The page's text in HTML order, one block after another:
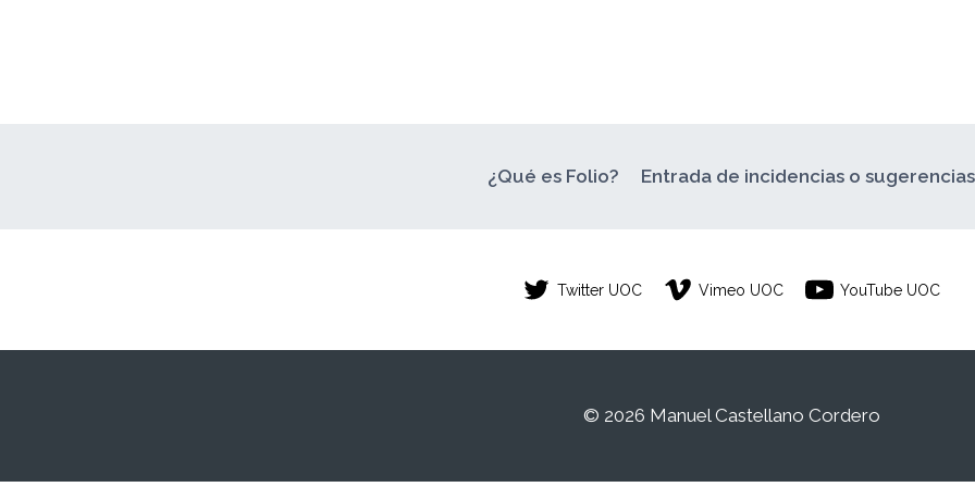
¿Qué es Folio? Entrada de incidencias o sugerencias
Twitter UOC Vimeo UOC YouTube UOC
© 2026 Manuel Castellano Cordero